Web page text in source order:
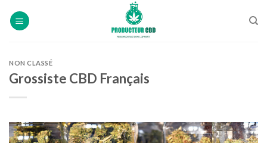
NON CLASSÉ
Grossiste CBD Français